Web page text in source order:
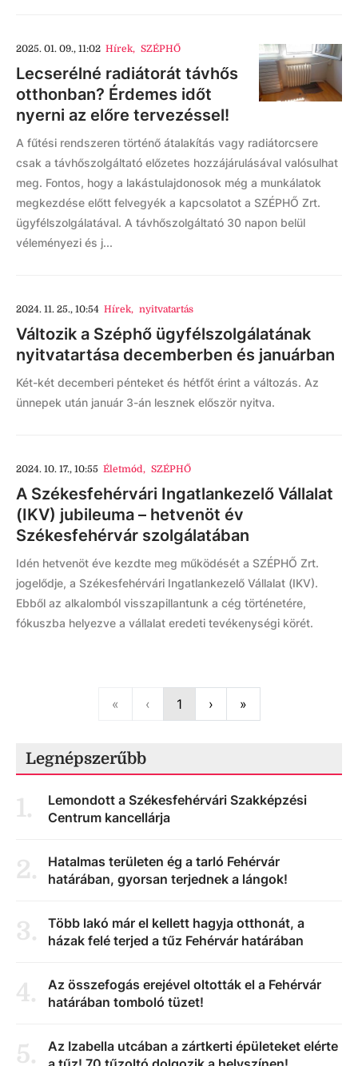
2025. 01. 09., 11:02 Hírek, SZÉPHŐ
Lecserélné radiátorát távhős
otthonban? Érdemes időt
nyerni az előre tervezéssel!
A fűtési rendszeren történő átalakítás vagy radiátorcsere
csak a távhőszolgáltató előzetes hozzájárulásával valósulhat
meg. Fontos, hogy a lakástulajdonosok még a munkálatok
megkezdése előtt felvegyék a kapcsolatot a SZÉPHŐ Zrt.
ügyfélszolgálatával. A távhőszolgáltató 30 napon belül
véleményezi és j...
2024. 11. 25., 10:54 Hírek, nyitvatartás
Változik a Széphő ügyfélszolgálatának
nyitvatartása decemberben és januárban
Két-két decemberi pénteket és hétfőt érint a változás. Az
ünnepek után január 3-án lesznek először nyitva.
2024. 10. 17., 10:55 Életmód, SZÉPHŐ
A Székesfehérvári Ingatlankezelő Vállalat
(IKV) jubileuma – hetvenöt év
Székesfehérvár szolgálatában
Idén hetvenöt éve kezdte meg működését a SZÉPHŐ Zrt.
jogelődje, a Székesfehérvári Ingatlankezelő Vállalat (IKV).
Ebből az alkalomból visszapillantunk a cég történetére,
fókuszba helyezve a vállalat eredeti tevékenységi körét.
« ‹Previous
1 ›Next»Last
Legnépszerűbb
1.
Lemondott a Székesfehérvári Szakképzési
Centrum kancellárja
2.
Hatalmas területen ég a tarló Fehérvár
határában, gyorsan terjednek a lángok!
3.
Több lakó már el kellett hagyja otthonát, a
házak felé terjed a tűz Fehérvár határában
4.
Az összefogás erejével oltották el a Fehérvár
határában tomboló tüzet!
5.
Az Izabella utcában a zártkerti épületeket elérte